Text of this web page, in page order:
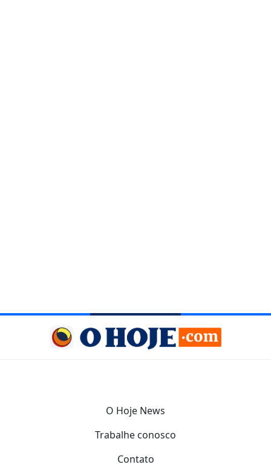
O Hoje News
Trabalhe conosco
Contato